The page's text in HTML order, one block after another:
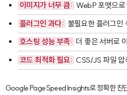
이미지가 너무 큼: WebP 포맷으로
플러그인 과다: 불필요한 플러그인
호스팅 성능 부족: 더 좋은 서버로
코드 최적화 필요: CSS/JS 파일 압
Google PageSpeed Insights로 정확한 진